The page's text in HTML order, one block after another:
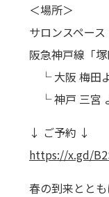
＜場所＞
サロンスペース
阪急神戸線「
└ 大阪 梅田
└ 神戸 三宮
↓ ご予約 ↓
https://x.gd/
春の到来とと